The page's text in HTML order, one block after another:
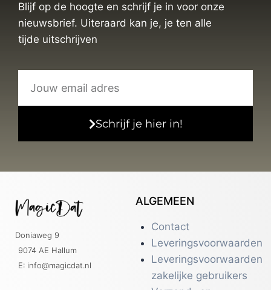
Blijf op de hoogte en schrijf je in voor onze
nieuwsbrief. Uiteraard kan je, je ten alle
tijde uitschrijven
Schrijf je hier in!
Doniaweg 9
9074 AE Hallum
E: info@magicdat.nl
ALGEMEEN
Contact
Leveringsvoorwaarden
Leveringsvoorwaarden
zakelijke gebruikers